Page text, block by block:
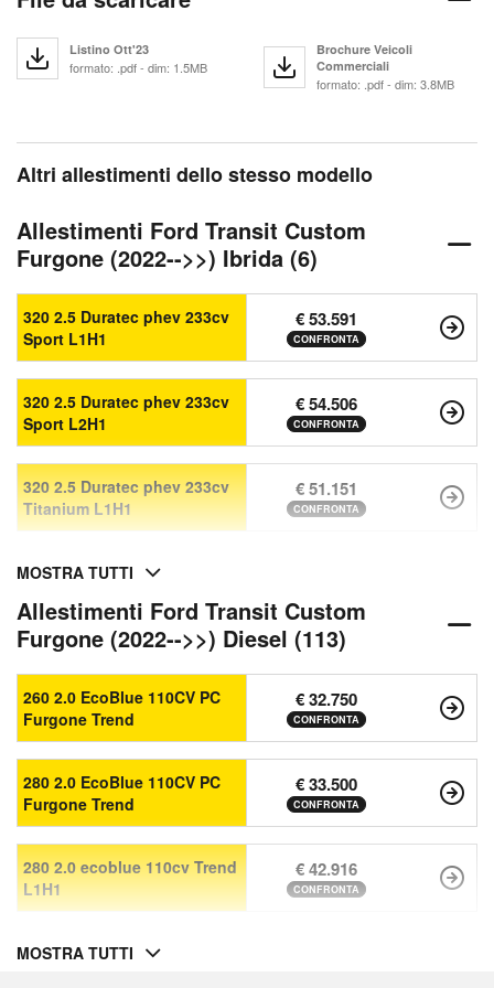
Listino Ott'23
formato: .pdf - dim: 1.5MB
Brochure Veicoli
Commerciali
formato: .pdf - dim: 3.8MB
Altri allestimenti dello stesso modello
Allestimenti Ford Transit Custom
Furgone (2022-->>) Ibrida (6)
320 2.5 Duratec phev 233cv
Sport L1H1
€ 53.591
CONFRONTA
320 2.5 Duratec phev 233cv
Sport L2H1
€ 54.506
CONFRONTA
320 2.5 Duratec phev 233cv
Titanium L1H1
€ 51.151
CONFRONTA
MOSTRA TUTTI
Allestimenti Ford Transit Custom
Furgone (2022-->>) Diesel (113)
260 2.0 EcoBlue 110CV PC
Furgone Trend
€ 32.750
CONFRONTA
280 2.0 EcoBlue 110CV PC
Furgone Trend
€ 33.500
CONFRONTA
280 2.0 ecoblue 110cv Trend
L1H1
€ 42.916
CONFRONTA
MOSTRA TUTTI